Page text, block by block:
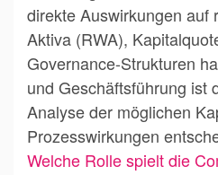
direkte Auswirkungen auf
Aktiva (RWA),
Governance-Strukturen
und Geschäftsführung ist
Analyse der möglichen
Prozesswirkungen
Welche Rolle spielt die